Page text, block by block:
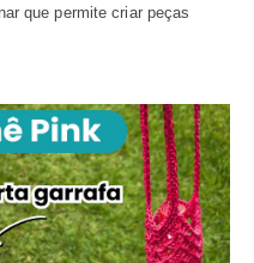
que permite criar peças